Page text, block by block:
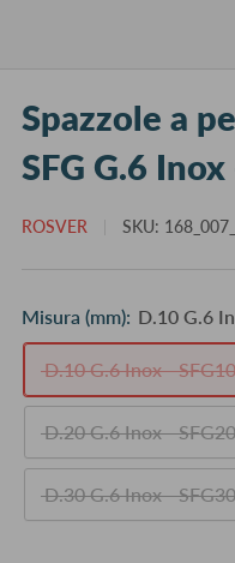
Spazzole a
SFG G.6
ROSVER SKU:
Misura (mm): D.10 G.6
D.10 G.6 Inox -
D.20 G.6 Inox -
D.30 G.6 Inox -